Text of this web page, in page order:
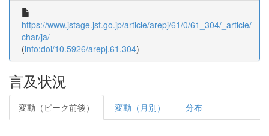
https://www.jstage.jst.go.jp/article/arepj/61/0/61_304/_article/-
char/ja/
(info:doi/10.5926/arepj.61.304)
言及状況
変動（ピーク前後） 変動（月別） 分布